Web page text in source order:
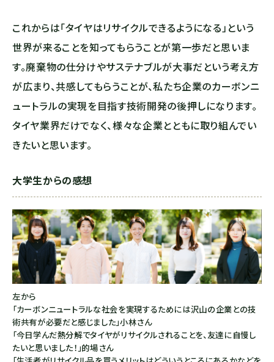
これからは「タイヤはリサイクルできるようになる」という
世界が来ることを知ってもらうことが第一歩だと思いま
す。廃棄物の仕分けやサステナブルが大事だという考え方
が広まり、共感してもらうことが、私たち企業のカーボンニ
ュートラルの実現を目指す技術開発の後押しになります。
タイヤ業界だけでなく、様々な企業とともに取り組んでい
きたいと思います。
大学生からの感想
左から
「カーボンニュートラルな社会を実現するためには沢山の企業との技
術共有が必要だと感じました」小林さん
「今日学んだ熱分解でタイヤがリサイクルされることを、友達に自慢し
たいと思いました！」的場さん